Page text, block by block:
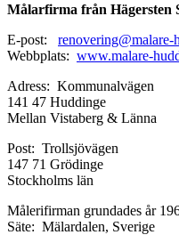
Målarfirma från Hägersten
E-post: renovering@malare-
Webbplats: www.malare-
Adress: Kommunalvägen
141 47 Huddinge
Mellan Vistaberg & Länna
Post: Trollsjövägen
147 71 Grödinge
Stockholms län
Målerifirman grundades år
Säte: Mälardalen, Sverige